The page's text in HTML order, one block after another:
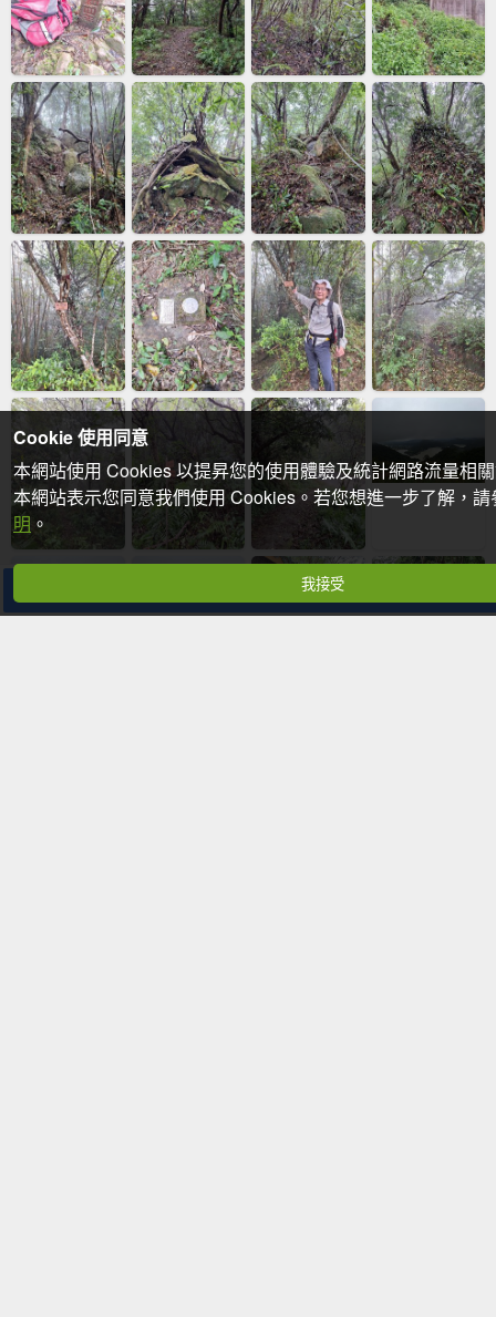
分享
Cookie 使用同意
本網站使用 Cookies 以提昇您的使用體驗及統計網路流量相
本網站表示您同意我們使用 Cookies。若您想進一步了解，
明 。
我接受